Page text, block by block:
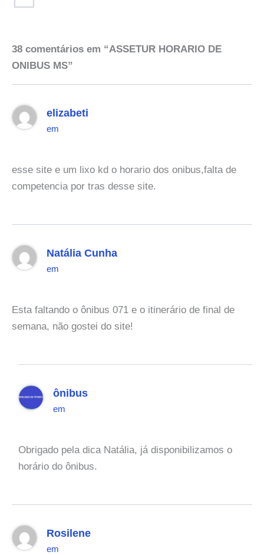
38 comentários em “ASSETUR HORARIO DE
ONIBUS MS”
elizabeti
em
esse site e um lixo kd o horario dos onibus,falta de
competencia por tras desse site.
Natália Cunha
em
Esta faltando o ônibus 071 e o itinerário de final de
semana, não gostei do site!
ônibus
em
Obrigado pela dica Natália, já disponibilizamos o
horário do ônibus.
Rosilene
em